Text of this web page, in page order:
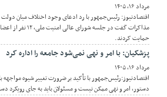
مرداد ۱۶, ۱۴۰۵
اقتصادنیوز: رئیس‌جمهور با رد ادعای وجود اختلاف میان
مذاکرات گفت در
حمایت کردند.
پزشکیان: با امر و نهی نمی‌شود جامعه را اداره کرد
مرداد ۱۶, ۱۴۰۵
اقتصادنیوز:رئیس‌جمهور با تأکید بر ضرورت تغییر شیوه
دستور، امر و نهی ممکن نیست و مسئولان باید به جای رویکرد